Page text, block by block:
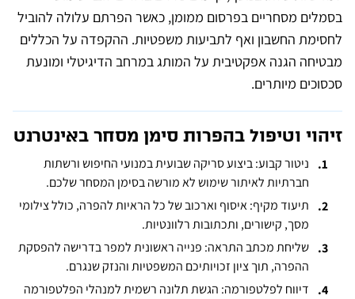
בסמלים מסחריים בפרסום ממומן, כאשר הפרתם עלולה להוביל
לחסימת החשבון ואף לתביעות משפטיות. ההקפדה על הכללים
מבטיחה הגנה אפקטיבית על המותג במרחב הדיגיטלי ומונעת
סכסוכים מיותרים.
זיהוי וטיפול בהפרות סימן מסחר באינטרנט
ניטור קבוע: ביצוע סריקה שבועית במנועי החיפוש ורשתות
חברתיות לאיתור שימוש לא מורשה בסימן המסחר שלכם.
תיעוד מקיף: איסוף וארכוב של כל הראיות להפרה, כולל צילומי
מסך, קישורים, ותכתובות רלוונטיות.
שליחת מכתב התראה: פנייה ראשונית למפר בדרישה להפסקת
ההפרה, תוך ציון זכויותיכם המשפטיות והנזק שנגרם.
דיווח לפלטפורמה: הגשת תלונה רשמית למנהלי הפלטפורמה